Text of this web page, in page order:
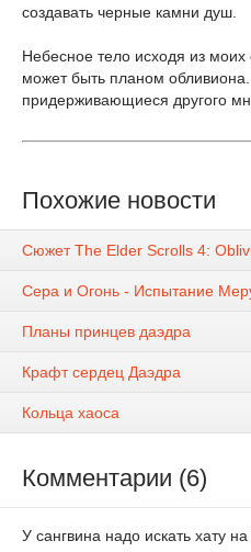
создавать черные камни душ.
Небесное тело исходя из
может быть планом
придерживающиеся другого
Похожие новости
Сюжет The Elder Scrolls 4:
Сера и Огонь - Испытание
Планы принцев даэдра
Крафт сердец Даэдра
Кольца хаоса
Комментарии (6)
У сангвина надо искать хату